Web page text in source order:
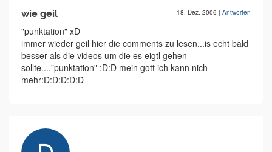
wie geil 18. Dez. 2006 | Antworten
"punktation" xD
immer wieder geil hier die comments zu lesen...is echt bald
besser als die videos um die es eigtl gehen
sollte...."punktation" :D:D mein gott ich kann nich
mehr:D:D:D:D:D